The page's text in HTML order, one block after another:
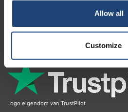
Allow all
Customize
Contactgegevens
Logo eigendom van TrustPilot